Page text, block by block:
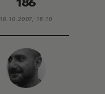
18.10.2007, 18:10